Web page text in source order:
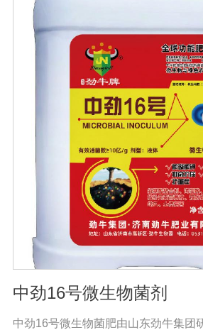
物疾病的危害，还具有预防根腐病、
萎病、立枯病等多种病害功效，等土
而有效地解决由土传病害引起的作物
病害。同时还有提高作物免疫力和抗
长，改善品质，促进生长的代谢产物
生分解不溶性磷酸盐、硅酸盐和含钾
进植物对磷、钾、硅等营养元素的利
提早成熟，最终达到增产增收的目的
环境友好，对生态没有破坏性，符合
的要求，是生产绿色食品作物的首选
中劲16号微生物菌剂
中劲16号微生物菌肥由山东劲牛集团